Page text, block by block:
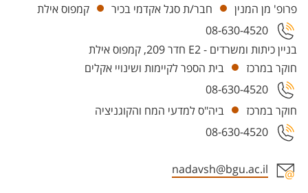
יחידות
פרופ' מן המנין חבר/ת סגל אקדמי בכיר קמפוס אילת
בניין כיתות ומשרדים - E2 חדר 209, קמפוס אילת
08-630-4520
חוקר במרכז
בית הספר לקיימות ושינויי אקלים
08-630-4520
חוקר במרכז
ביה"ס למדעי המח והקוגניציה
08-630-4520
nadavsh@bgu.ac.il